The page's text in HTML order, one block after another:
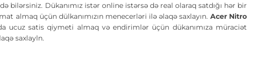
bilərsiniz. Dükanımız istər online istərsə də real olaraq satdığı hər bir
almaq üçün dülkanımızın menecerləri ilə əlaqə saxlayın. Acer Nitro
ucuz satis qiymeti almaq və endirimlər üçün dükanımıza müraciət
saxlayln.